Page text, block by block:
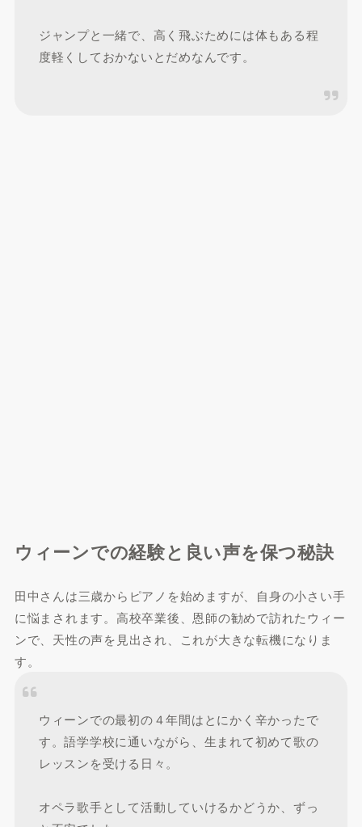
ジャンプと一緒で、高く飛ぶためには体もある程
度軽くしておかないとだめなんです。
ウィーンでの経験と良い声を保つ秘訣
田中さんは三歳からピアノを始めますが、自身の小さい手
に悩まされます。高校卒業後、恩師の勧めで訪れたウィー
ンで、天性の声を見出され、これが大きな転機になりま
す。
ウィーンでの最初の４年間はとにかく辛かったで
す。語学学校に通いながら、生まれて初めて歌の
レッスンを受ける日々。
オペラ歌手として活動していけるかどうか、ずっ